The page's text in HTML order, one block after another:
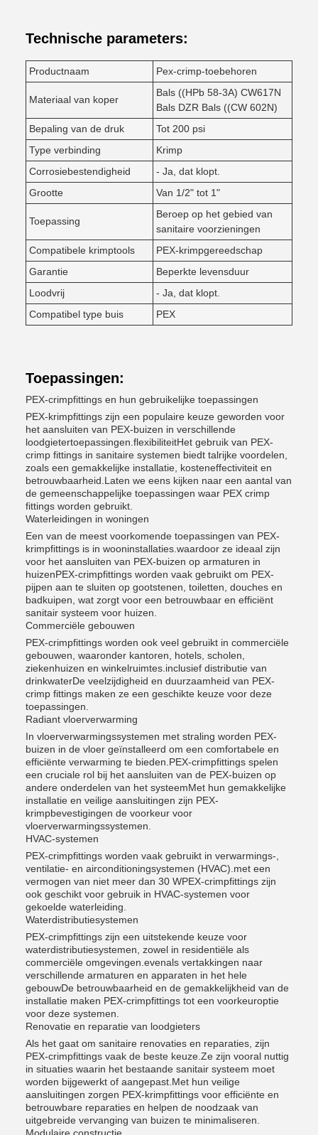
Technische parameters:
Productnaam Pex-crimp-toebehoren
Materiaal van koper
Bals ((HPb 58-3A) CW617N
Bals DZR Bals ((CW 602N)
Bepaling van de druk
Tot 200 psi
Type verbinding
Krimp
Corrosiebestendigheid
- Ja, dat klopt.
Grootte
Van 1/2" tot 1"
Toepassing
Beroep op het gebied van
sanitaire voorzieningen
Compatibele krimptools
PEX-krimpgereedschap
Garantie
Beperkte levensduur
Loodvrij
- Ja, dat klopt.
Compatibel type buis
PEX
Toepassingen:
PEX-crimpfittings en hun gebruikelijke toepassingen
PEX-krimpfittings zijn een populaire keuze geworden voor
het aansluiten van PEX-buizen in verschillende
loodgietertoepassingen.flexibiliteitHet gebruik van PEX-
crimp fittings in sanitaire systemen biedt talrijke voordelen,
zoals een gemakkelijke installatie, kosteneffectiviteit en
betrouwbaarheid.Laten we eens kijken naar een aantal van
de gemeenschappelijke toepassingen waar PEX crimp
fittings worden gebruikt.
Waterleidingen in woningen
Een van de meest voorkomende toepassingen van PEX-
krimpfittings is in wooninstallaties.waardoor ze ideaal zijn
voor het aansluiten van PEX-buizen op armaturen in
huizenPEX-crimpfittings worden vaak gebruikt om PEX-
pijpen aan te sluiten op gootstenen, toiletten, douches en
badkuipen, wat zorgt voor een betrouwbaar en efficiënt
sanitair systeem voor huizen.
Commerciële gebouwen
PEX-crimpfittings worden ook veel gebruikt in commerciële
gebouwen, waaronder kantoren, hotels, scholen,
ziekenhuizen en winkelruimtes.inclusief distributie van
drinkwaterDe veelzijdigheid en duurzaamheid van PEX-
crimp fittings maken ze een geschikte keuze voor deze
toepassingen.
Radiant vloerverwarming
In vloerverwarmingssystemen met straling worden PEX-
buizen in de vloer geïnstalleerd om een comfortabele en
efficiënte verwarming te bieden.PEX-crimpfittings spelen
een cruciale rol bij het aansluiten van de PEX-buizen op
andere onderdelen van het systeemMet hun gemakkelijke
installatie en veilige aansluitingen zijn PEX-
krimpbevestigingen de voorkeur voor
vloerverwarmingssystemen.
HVAC-systemen
PEX-crimpfittings worden vaak gebruikt in verwarmings-,
ventilatie- en airconditioningsystemen (HVAC).met een
vermogen van niet meer dan 30 WPEX-crimpfittings zijn
ook geschikt voor gebruik in HVAC-systemen voor
gekoelde waterleiding.
Waterdistributiesystemen
PEX-crimpfittings zijn een uitstekende keuze voor
waterdistributiesystemen, zowel in residentiële als
commerciële omgevingen.evenals vertakkingen naar
verschillende armaturen en apparaten in het hele
gebouwDe betrouwbaarheid en de gemakkelijkheid van de
installatie maken PEX-crimpfittings tot een voorkeuroptie
voor deze systemen.
Renovatie en reparatie van loodgieters
Als het gaat om sanitaire renovaties en reparaties, zijn
PEX-crimpfittings vaak de beste keuze.Ze zijn vooral nuttig
in situaties waarin het bestaande sanitair systeem moet
worden bijgewerkt of aangepast.Met hun veilige
aansluitingen zorgen PEX-krimpfittings voor efficiënte en
betrouwbare reparaties en helpen de noodzaak van
uitgebreide vervanging van buizen te minimaliseren.